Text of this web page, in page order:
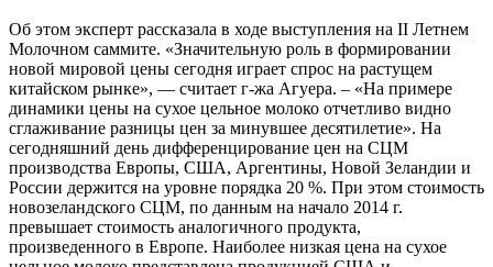
Об этом эксперт рассказала в ходе выступления на II Летнем
Молочном саммите. «Значительную роль в формировании
новой мировой цены сегодня играет спрос на растущем
китайском рынке», — считает г-жа Агуера. – «На примере
динамики цены на сухое цельное молоко отчетливо видно
сглаживание разницы цен за минувшее десятилетие». На
сегодняшний день дифференцирование цен на СЦМ
производства Европы, США, Аргентины, Новой Зеландии и
России держится на уровне порядка 20 %. При этом стоимость
новозеландского СЦМ, по данным на начало 2014 г.
превышает стоимость аналогичного продукта,
произведенного в Европе. Наиболее низкая цена на сухое